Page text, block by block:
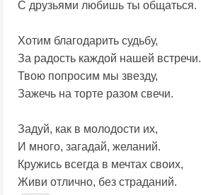
С друзьями любишь ты общаться.
Хотим благодарить судьбу,
За радость каждой нашей встречи.
Твою попросим мы звезду,
Зажечь на торте разом свечи.
Задуй, как в молодости их,
И много, загадай, желаний.
Кружись всегда в мечтах своих,
Живи отлично, без страданий.